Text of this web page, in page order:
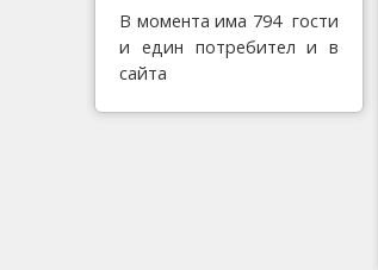
В момента има 794 гости
и един потребител и в
сайта